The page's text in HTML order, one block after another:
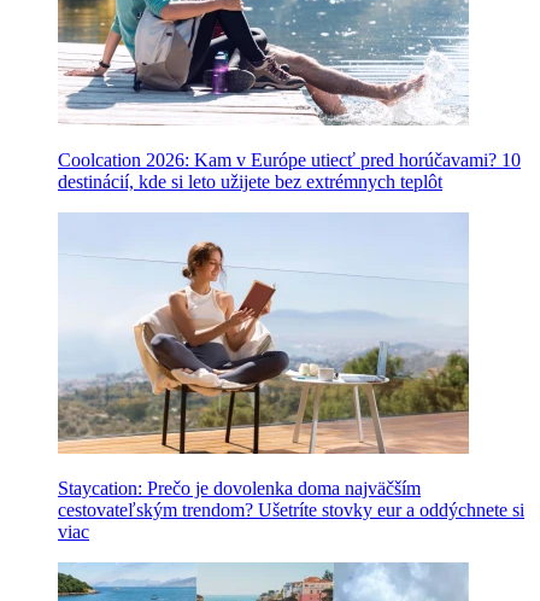
Coolcation 2026: Kam v Európe utiecť pred horúčavami? 10
destinácií, kde si leto užijete bez extrémnych teplôt
Staycation: Prečo je dovolenka doma najväčším
cestovateľským trendom? Ušetríte stovky eur a oddýchnete si
viac